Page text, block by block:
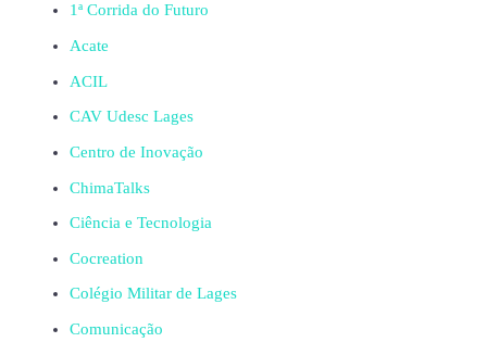
1ª Corrida do Futuro
Acate
ACIL
CAV Udesc Lages
Centro de Inovação
ChimaTalks
Ciência e Tecnologia
Cocreation
Colégio Militar de Lages
Comunicação